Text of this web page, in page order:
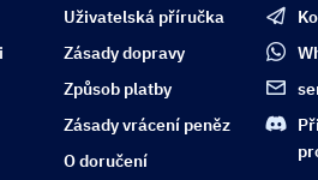
Uživatelská příručka
Zásady dopravy
Způsob platby
Zásady vrácení peněz
O doručení